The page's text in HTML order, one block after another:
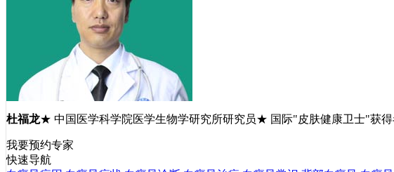
杜福龙★ 中国医学科学院医学生物学研究所研究员★ 国际"皮肤健康卫士"获
我要预约专家
快速导航